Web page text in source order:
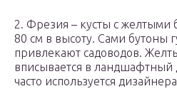
2. Фрезия – кусты с желтыми
80 см в высоту. Сами бутоны
привлекают садоводов.
вписывается в ландшафтный
часто используется